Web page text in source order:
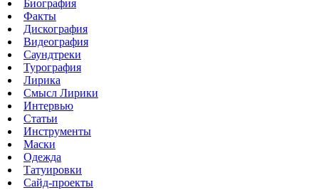
Биография
Факты
Дискография
Видеография
Саундтреки
Турография
Лирика
Смысл Лирики
Интервью
Статьи
Инструменты
Маски
Одежда
Татуировки
Сайд-проекты